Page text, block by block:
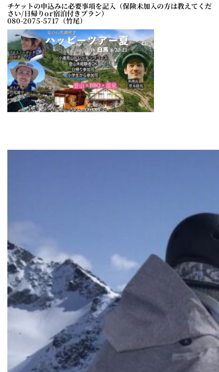
チケットの申込みに必要事項を記入（保険未加入の方は教えてくだ
さい/日帰りor宿泊付きプラン）
080-2075-5717（竹尾）